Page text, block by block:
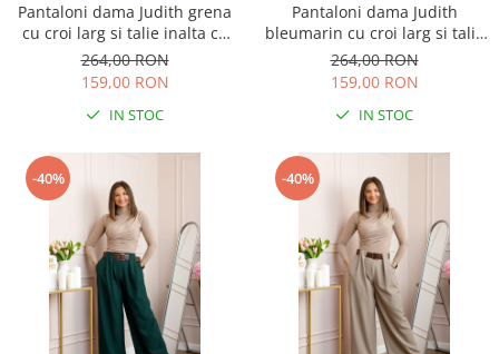
Pantaloni dama Judith grena
cu croi larg si talie inalta cu
curea
264,00 RON
159,00 RON
IN STOC
Pantaloni dama Judith
bleumarin cu croi larg si talie
inalta cu curea
264,00 RON
159,00 RON
IN STOC
-40% -40%